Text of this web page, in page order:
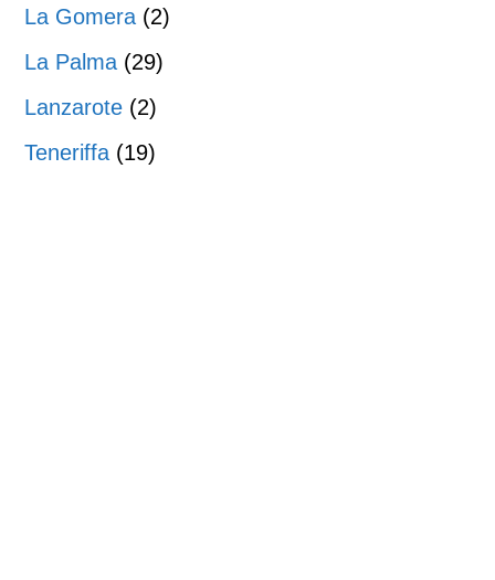
La Gomera (2)
La Palma (29)
Lanzarote (2)
Teneriffa (19)